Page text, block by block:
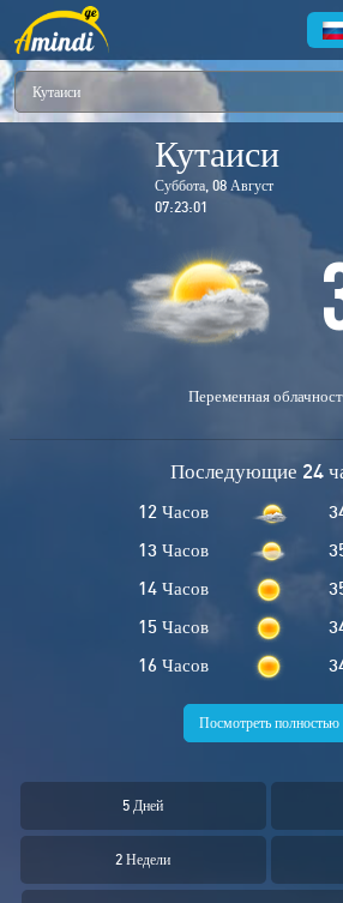
Кутаиси
Суббота, 08 Август
07:23:01
Переменная
Последующие 24
12 Часов
13 Часов
14 Часов
15 Часов
16 Часов
Посмотреть полностью
5 Дней
2 Недели